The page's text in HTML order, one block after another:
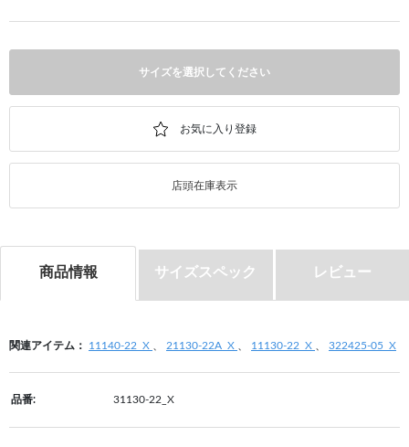
サイズを選択してください
店頭在庫表示
商品情報 サイズスペック レビュー
関連アイテム： 11140-22_X 21130-22A_X 11130-22_X 322425-05_X
品番: 31130-22_X